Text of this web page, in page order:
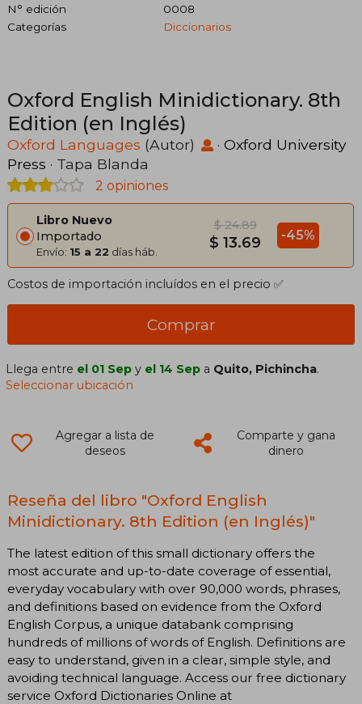
N° edición
0008
Categorías
Diccionarios
Oxford English Minidictionary. 8th
Edition (en Inglés)
Oxford Languages (Autor) · Oxford University
Press · Tapa Blanda
2 opiniones
Libro Nuevo
Importado
Envío: 15 a 22 días háb.
$ 24.89
$ 13.69 -45%
Costos de importación incluídos en el precio ✅
Comprar
Llega entre el 01 Sep y el 14 Sep a Quito, Pichincha.
Seleccionar ubicación
Agregar a lista de
deseos
Comparte y gana
dinero
Reseña del libro "Oxford English
Minidictionary. 8th Edition (en Inglés)"
The latest edition of this small dictionary offers the
most accurate and up-to-date coverage of essential,
everyday vocabulary with over 90,000 words, phrases,
and definitions based on evidence from the Oxford
English Corpus, a unique databank comprising
hundreds of millions of words of English. Definitions are
easy to understand, given in a clear, simple style, and
avoiding technical language. Access our free dictionary
service Oxford Dictionaries Online at